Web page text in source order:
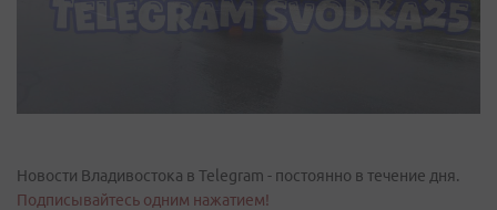
Новости Владивостока в Telegram - постоянно в течение дня.
Подписывайтесь одним нажатием!